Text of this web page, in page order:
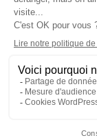
Contactez-
confidentialité-